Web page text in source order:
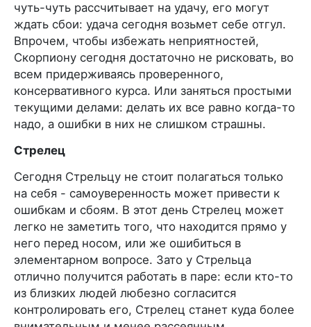
чуть-чуть рассчитывает на удачу, его могут
ждать сбои: удача сегодня возьмет себе отгул.
Впрочем, чтобы избежать неприятностей,
Скорпиону сегодня достаточно не рисковать, во
всем придерживаясь проверенного,
консервативного курса. Или заняться простыми
текущими делами: делать их все равно когда-то
надо, а ошибки в них не слишком страшны.
Стрелец
Сегодня Стрельцу не стоит полагаться только
на себя - самоуверенность может привести к
ошибкам и сбоям. В этот день Стрелец может
легко не заметить того, что находится прямо у
него перед носом, или же ошибиться в
элементарном вопросе. Зато у Стрельца
отлично получится работать в паре: если кто-то
из близких людей любезно согласится
контролировать его, Стрелец станет куда более